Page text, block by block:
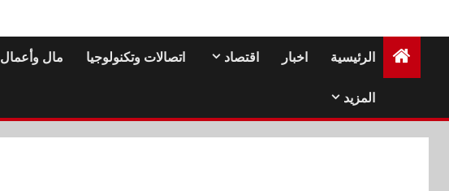
الرئيسية اخبار اقتصاد اتصالات وتكنولوجيا مال وأعمال
المزيد